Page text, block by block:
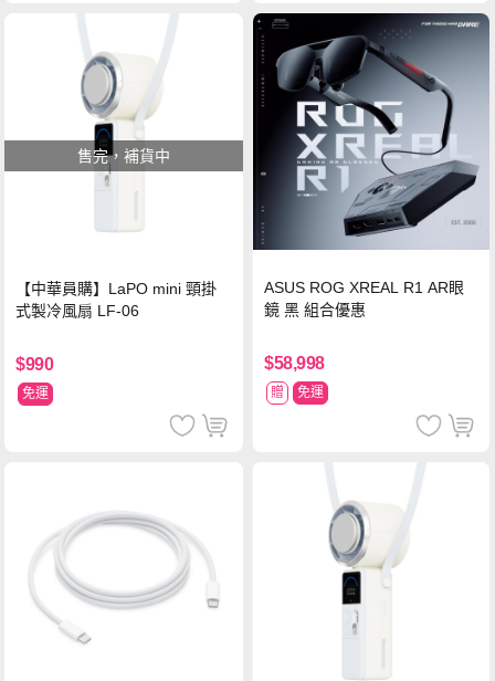
售完，補貨中
【中華員購】LaPO mini 頸掛
式製冷風扇 LF-06
$990
免運
ASUS ROG XREAL R1 AR眼
鏡 黑 組合優惠
$58,998
贈 免運